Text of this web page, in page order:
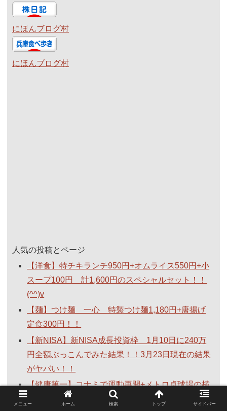
にほんブログ村
にほんブログ村
人気の投稿とページ
【洋食】特チキランチ950円+オムライス550円+小
スープ100円 計1,600円のスペシャルセット！！
(^^)v
【麺】つけ麺 一心 特製つけ麺1,180円+唐揚げ
定食300円！！
【新NISA】新NISA成長投資枠 1月10日に240万
円全額ぶっこんでみた結果！！3月23日現在の結果
がヤバい！！
【健康第一】コナミで運動再開+メトロ卓球場の横
を通り新開地までウォーキング！！新開地焼きそ
メニュー ホーム 検索 トップ サイドバー